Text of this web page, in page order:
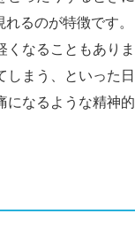
れるのが特徴です
なることもあり
まう、といった
なるような精神